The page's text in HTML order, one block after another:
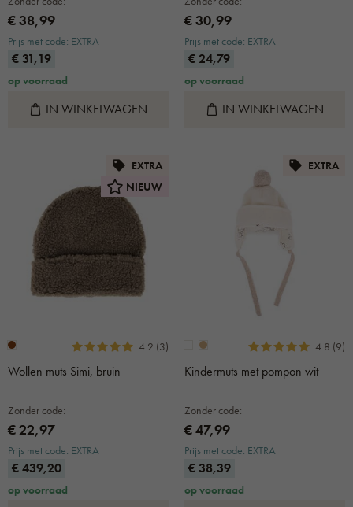
€ 38,99
Prijs met code: EXTRA
€ 31,19
op voorraad
IN WINKELWAGEN
€ 30,99
Prijs met code: EXTRA
€ 24,79
op voorraad
IN WINKELWAGEN
EXTRA
NIEUW
4.2 (3)
Wollen muts Simi, bruin
Zonder code:
€ 22,97
Prijs met code: EXTRA
€ 439,20
op voorraad
EXTRA
4.8 (9)
Kindermuts met pompon wit
Zonder code:
€ 47,99
Prijs met code: EXTRA
€ 38,39
op voorraad